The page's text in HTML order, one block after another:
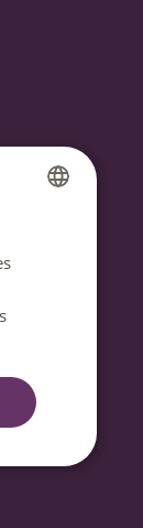
ENGLISH